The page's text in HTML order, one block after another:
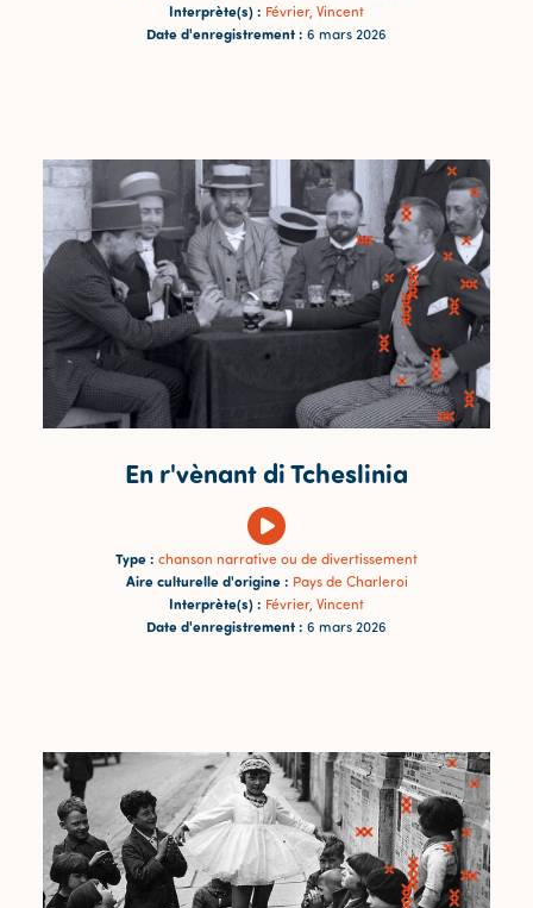
Interprète(s) : Février, Vincent
Date d'enregistrement : 6 mars 2026
En r'vènant di Tcheslinia
Type : chanson narrative ou de divertissement
Aire culturelle d'origine : Pays de Charleroi
Interprète(s) : Février, Vincent
Date d'enregistrement : 6 mars 2026